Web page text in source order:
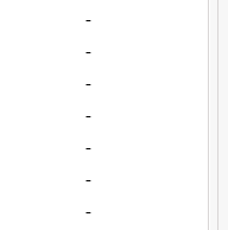
-
-
-
-
-
-
-